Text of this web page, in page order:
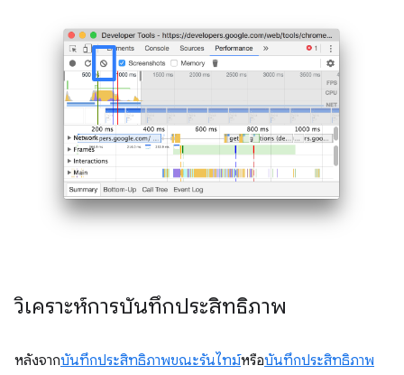
วิเคราะห์การบันทึกประสิทธิภาพ
หลังจากบันทึกประสิทธิภาพขณะรันไทม์หรือบันทึกประสิทธิภาพ